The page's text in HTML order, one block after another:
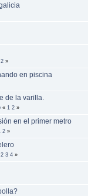
2 »
en piscina
de la varilla.
« 1 2 »
en el primer metro
2 »
2 3 4 »